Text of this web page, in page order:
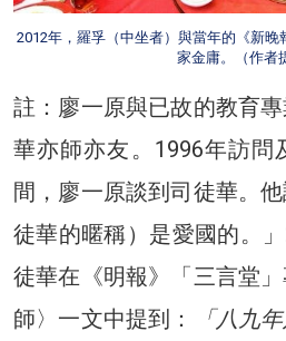
2012年，羅孚（中坐者）與當年的《新
家金庸。（作者
註：廖一原與已故的教育
華亦師亦友。1996年訪問
間，廖一原談到司徒華。
徒華的暱稱）是愛國的。
徒華在《明報》「三言堂
師〉一文中提到：
「八九